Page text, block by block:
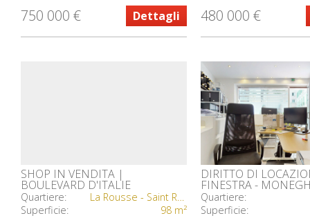
750 000 € Dettagli 480 000 €
SHOP IN VENDITA |
BOULEVARD D'ITALIE
Quartiere:
La Rousse - Saint Roman
Superficie:
98 m²
DIRITTO DI
FINESTRA -
UFFICIO O NEGOZIO
Quartiere:
Superficie: